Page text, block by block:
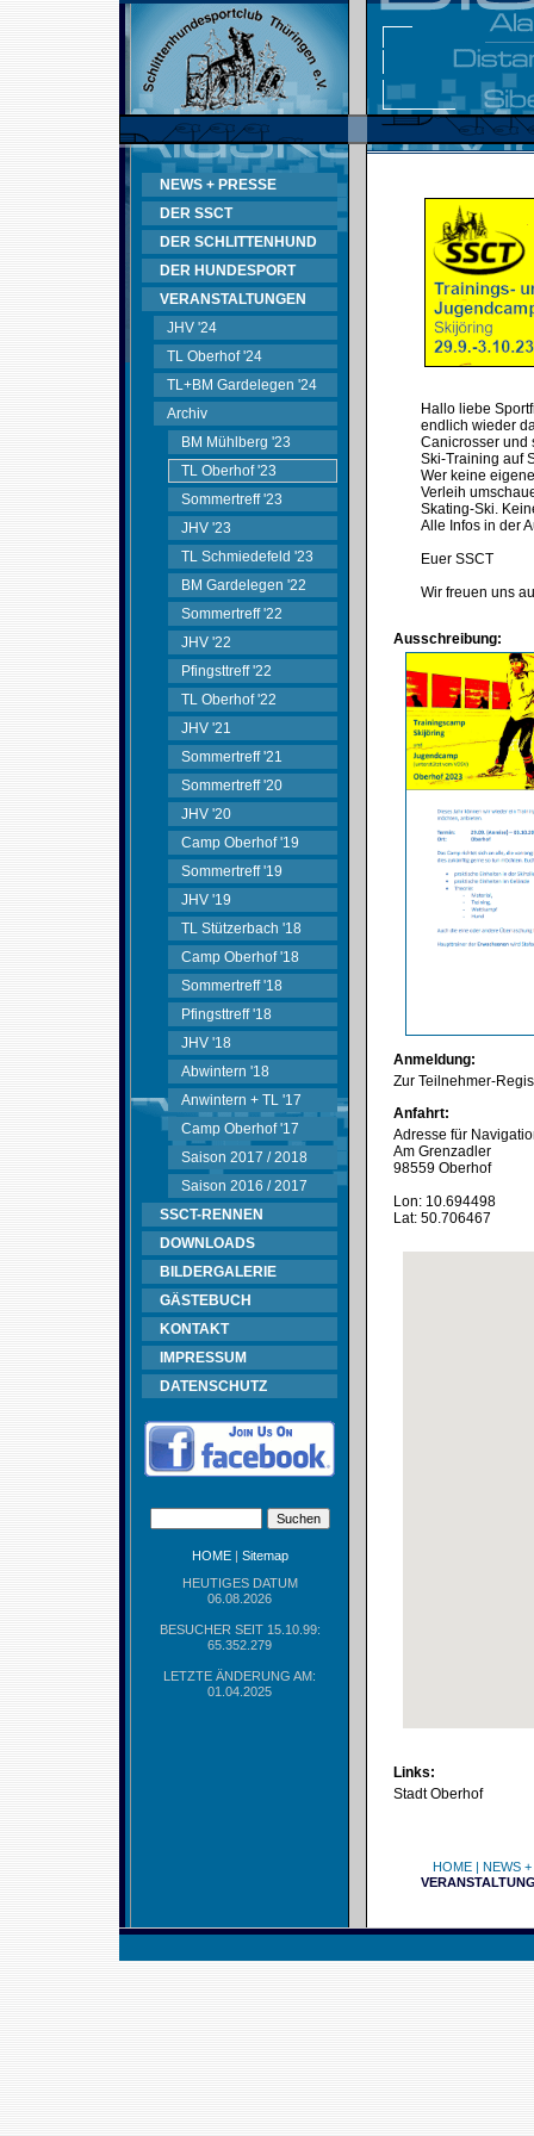
NEWS + PRESSE
DER SSCT
DER SCHLITTENHUND
DER HUNDESPORT
VERANSTALTUNGEN
JHV '24
TL Oberhof '24
TL+BM Gardelegen '24
Archiv
BM Mühlberg '23
TL Oberhof '23
Sommertreff '23
JHV '23
TL Schmiedefeld '23
BM Gardelegen '22
Sommertreff '22
JHV '22
Pfingsttreff '22
TL Oberhof '22
JHV '21
Sommertreff '21
Sommertreff '20
JHV '20
Camp Oberhof '19
Sommertreff '19
JHV '19
TL Stützerbach '18
Camp Oberhof '18
Sommertreff '18
Pfingsttreff '18
JHV '18
Abwintern '18
Anwintern + TL '17
Camp Oberhof '17
Saison 2017 / 2018
Saison 2016 / 2017
SSCT-RENNEN
DOWNLOADS
BILDERGALERIE
GÄSTEBUCH
KONTAKT
IMPRESSUM
DATENSCHUTZ
HOME| Sitemap
HEUTIGES DATUM
06.08.2026
BESUCHER SEIT 15.10.99:
65.352.279
LETZTE ÄNDERUNG AM:
01.04.2025
Hallo liebe
endlich wieder
Canicrosser und
Ski-Training auf
Wer keine
Verleih
Skating-Ski.
Alle Infos in der
Euer SSCT
Wir freuen uns
Ausschreibung:
Anmeldung:
Zur Teilnehmer-
Anfahrt:
Adresse für
Am Grenzadler
98559 Oberhof
Lon: 10.694498
Lat: 50.706467
Links:
Stadt Oberhof
HOME| NEWS